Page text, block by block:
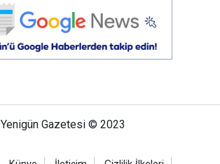
Yenigün Gazetesi © 2023